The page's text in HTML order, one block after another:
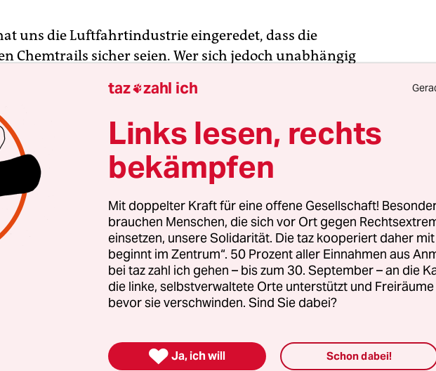
uns die Luftfahrtindustrie eingeredet, dass die
Chemtrails sicher seien. Wer sich jedoch unabhängig
Ungereimtheiten und handfesten Mumpitz, auf ein
aus Industrielügen, Halbwahrheiten und Psychoterror.
zum Beispiel schon …
jemals exakt dieselbe Route fliegen darf?
nicht, sondern hinterlassen unsichtbare
die als „Luftlöcher“ verharmlost werden, wenn es
immer nur beifallendenBörsenkursen entstehen?
zu machen?
taz zahl ich
Links lesen, rechts
bekämpfen
Mit doppelter Kraft für eine offene Gesellschaft!
brauchen Menschen, die sich vor Ort gegen
einsetzen, unsere Solidarität. Die taz kooperiert daher mit
beginnt im Zentrum“. 50 Prozent aller Einnahmen aus
bei taz zahl ich gehen – bis zum 30. September – an die
die linke, selbstverwaltete Orte unterstützt und
bevor sie verschwinden. Sind Sie dabei?
 Ja, ich will Schon dabei!